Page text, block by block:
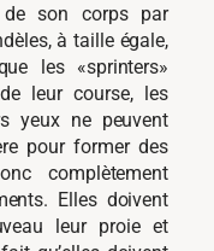
son corps par
à taille égale,
les «sprinters»
leur course, les
yeux ne peuvent
pour former des
complètement
Elles doivent
leur proie et